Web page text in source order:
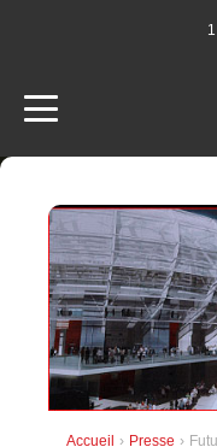
Accueil › Presse ›